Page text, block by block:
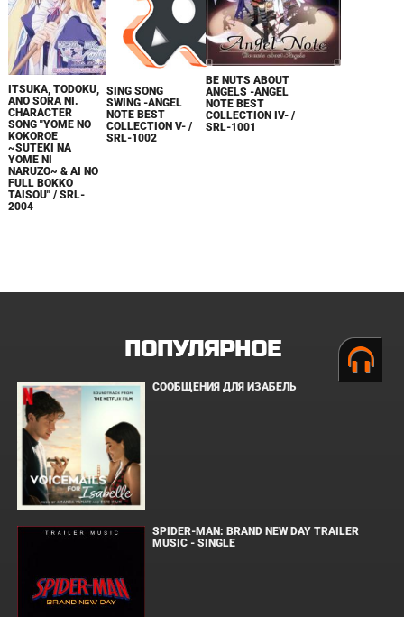
ITSUKA, TODOKU,
ANO SORA NI.
CHARACTER
SONG "YOME NO
KOKOROE
~SUTEKI NA
YOME NI
NARUZO~ & AI NO
FULL BOKKO
TAISOU" / SRL-
2004
SING SONG
SWING -ANGEL
NOTE BEST
COLLECTION V- /
SRL-1002
BE NUTS ABOUT
ANGELS -ANGEL
NOTE BEST
COLLECTION IV- /
SRL-1001
ПОПУЛЯРНОЕ
СООБЩЕНИЯ ДЛЯ ИЗАБЕЛЬ
SPIDER-MAN: BRAND NEW DAY TRAILER
MUSIC - SINGLE